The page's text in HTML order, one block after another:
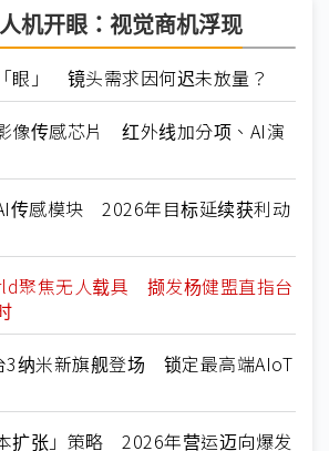
机开眼：视觉商机浮现
眼」 镜头需求因何迟未放量？
像传感芯片 红外线加分项、AI演
传感模块 2026年目标延续获利动
聚焦无人载具 撷发杨健盟直指台
3纳米新旗舰登场 锁定最高端AIoT
扩张」策略 2026年营运迈向爆发